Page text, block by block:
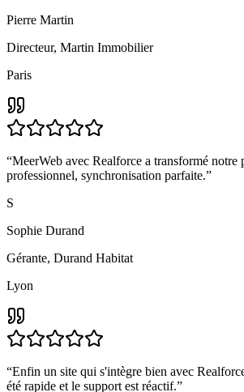
Pierre Martin
Directeur, Martin Immobilier
Paris
“MeerWeb avec Realforce a transformé notre
professionnel, synchronisation parfaite.”
S
Sophie Durand
Gérante, Durand Habitat
Lyon
“Enfin un site qui s'intègre bien avec
été rapide et le support est réactif.”